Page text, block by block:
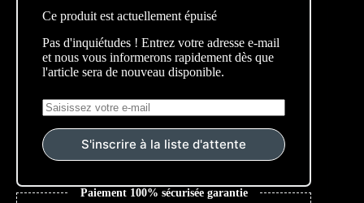
Ce produit est actuellement épuisé
Pas d'inquiétudes ! Entrez votre adresse e-mail
et nous vous informerons rapidement dès que
l'article sera de nouveau disponible.
S'inscrire à la liste d'attente
Paiement 100% sécurisée garantie